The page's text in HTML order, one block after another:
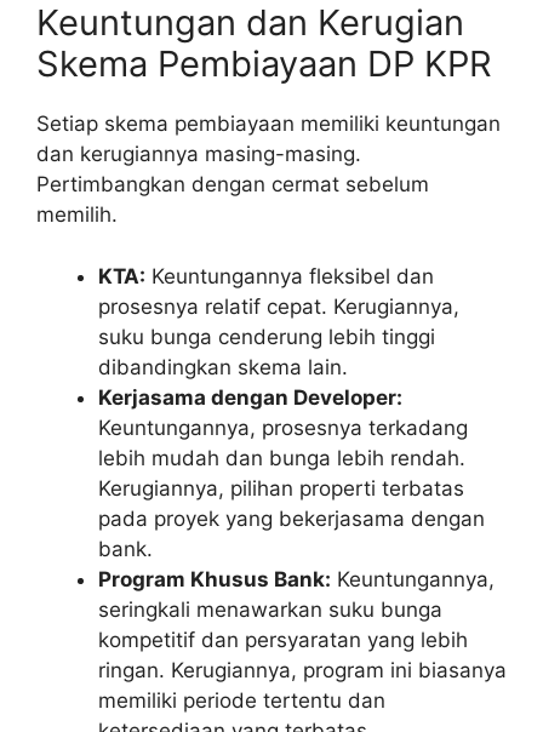
Keuntungan dan Kerugian
Skema Pembiayaan DP KPR
Setiap skema pembiayaan memiliki keuntungan
dan kerugiannya masing-masing.
Pertimbangkan dengan cermat sebelum
memilih.
KTA: Keuntungannya fleksibel dan
prosesnya relatif cepat. Kerugiannya,
suku bunga cenderung lebih tinggi
dibandingkan skema lain.
Kerjasama dengan Developer:
Keuntungannya, prosesnya terkadang
lebih mudah dan bunga lebih rendah.
Kerugiannya, pilihan properti terbatas
pada proyek yang bekerjasama dengan
bank.
Program Khusus Bank: Keuntungannya,
seringkali menawarkan suku bunga
kompetitif dan persyaratan yang lebih
ringan. Kerugiannya, program ini biasanya
memiliki periode tertentu dan